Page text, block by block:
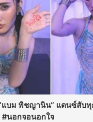
แบม พิชญานิน” แดนซ์สับทุ
นอกจอนอกใจ